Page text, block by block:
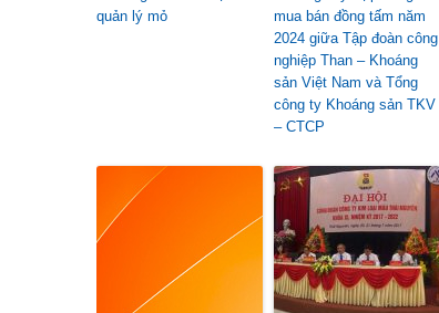
quản lý mỏ
mua bán đồng tấm năm
2024 giữa Tập đoàn công
nghiệp Than – Khoáng
sản Việt Nam và Tổng
công ty Khoáng sản TKV
– CTCP